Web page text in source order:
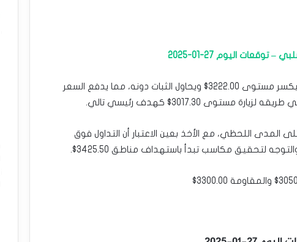
يتداول سعر الإيثريوم (ETHUSD) بسلبية ملحوظة ليكسر مستوى 3222.00$ ويحاول الثبات دونه، مما يدفع السعر
3017.30$ كهدف رئيسي تالي.
المدى اللحظي، مع الأخذ بعين الاعتبار أن التداول فوق